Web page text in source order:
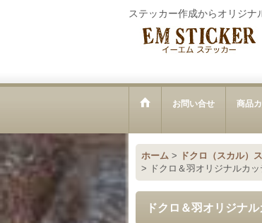
ステッカー作成からオリジナ
お問い合せ 商品
ホーム > ドクロ（スカル）
> ドクロ＆羽オリジナルカ
ドクロ＆羽オリジナ